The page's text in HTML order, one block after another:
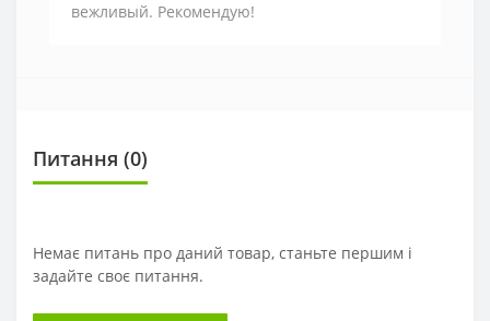
вежливый. Рекомендую!
Питання (0)
Немає питань про даний товар, станьте першим і
задайте своє питання.